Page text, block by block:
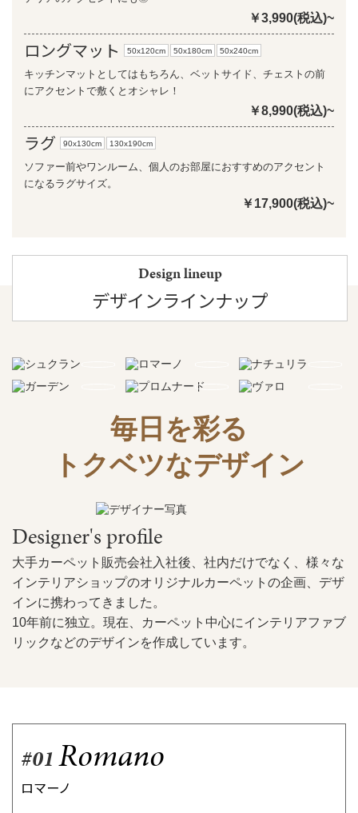
￥3,990(税込)~
ロングマット 50x120cm 50x180cm 50x240cm
キッチンマットとしてはもちろん、ベットサイド、チェストの前
にアクセントで敷くとオシャレ！
￥8,990(税込)~
ラグ 90x130cm 130x190cm
ソファー前やワンルーム、個人のお部屋におすすめのアクセント
になるラグサイズ。
￥17,900(税込)~
Design lineup
デザインラインナップ
毎日を彩る
トクベツなデザイン
Designer's profile
大手カーペット販売会社入社後、社内だけでなく、様々な
インテリアショップのオリジナルカーペットの企画、デザ
インに携わってきました。
10年前に独立。現在、カーペット中心にインテリアファブ
リックなどのデザインを作成しています。
#01Romano
ロマーノ